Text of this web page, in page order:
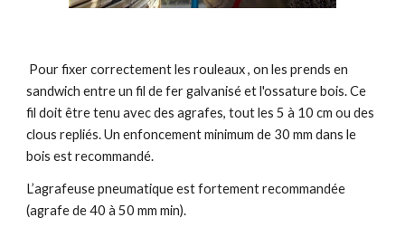
Pour fixer correctement les rouleaux , on les prends en
sandwich entre un fil de fer galvanisé et l'ossature bois. Ce
fil doit être tenu avec des agrafes, tout les 5 à 10 cm ou des
clous repliés. Un enfoncement minimum de 30 mm dans le
bois est recommandé.
L’agrafeuse pneumatique est fortement recommandée
(agrafe de 40 à 50 mm min).